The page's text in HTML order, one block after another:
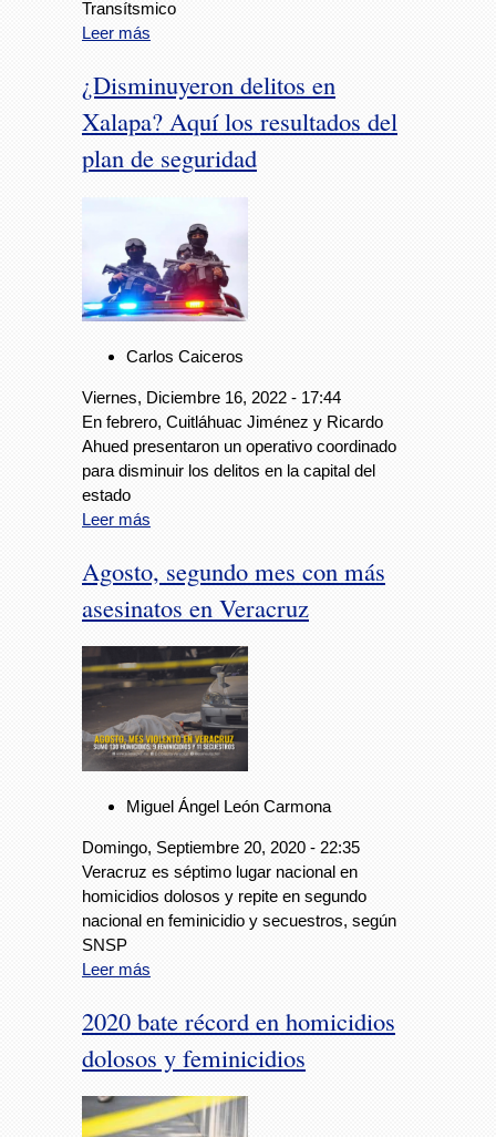
Transítsmico
Leer más
¿Disminuyeron delitos en
Xalapa? Aquí los resultados del
plan de seguridad
Carlos Caiceros
Viernes, Diciembre 16, 2022 - 17:44
En febrero, Cuitláhuac Jiménez y Ricardo
Ahued presentaron un operativo coordinado
para disminuir los delitos en la capital del
estado
Leer más
Agosto, segundo mes con más
asesinatos en Veracruz
Miguel Ángel León Carmona
Domingo, Septiembre 20, 2020 - 22:35
Veracruz es séptimo lugar nacional en
homicidios dolosos y repite en segundo
nacional en feminicidio y secuestros, según
SNSP
Leer más
2020 bate récord en homicidios
dolosos y feminicidios